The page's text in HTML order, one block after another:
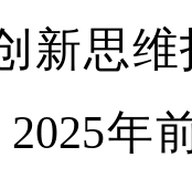
新思
年